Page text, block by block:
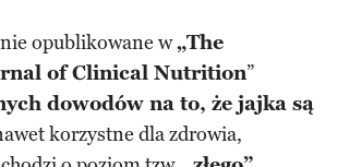
opublikowane w„The
of Clinical Nutrition”
dowodów na to, że jajka są
korzystne dla zdrowia,